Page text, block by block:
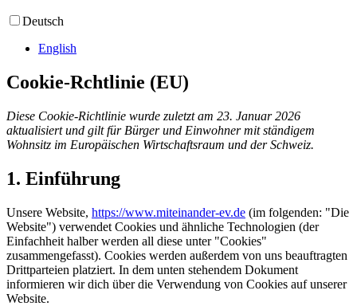
Deutsch
English
Cookie-Rchtlinie (EU)
Diese Cookie-Richtlinie wurde zuletzt am 23. Januar 2026
aktualisiert und gilt für Bürger und Einwohner mit ständigem
Wohnsitz im Europäischen Wirtschaftsraum und der Schweiz.
1. Einführung
Unsere Website, https://www.miteinander-ev.de (im folgenden: "Die
Website") verwendet Cookies und ähnliche Technologien (der
Einfachheit halber werden all diese unter "Cookies"
zusammengefasst). Cookies werden außerdem von uns beauftragten
Drittparteien platziert. In dem unten stehendem Dokument
informieren wir dich über die Verwendung von Cookies auf unserer
Website.